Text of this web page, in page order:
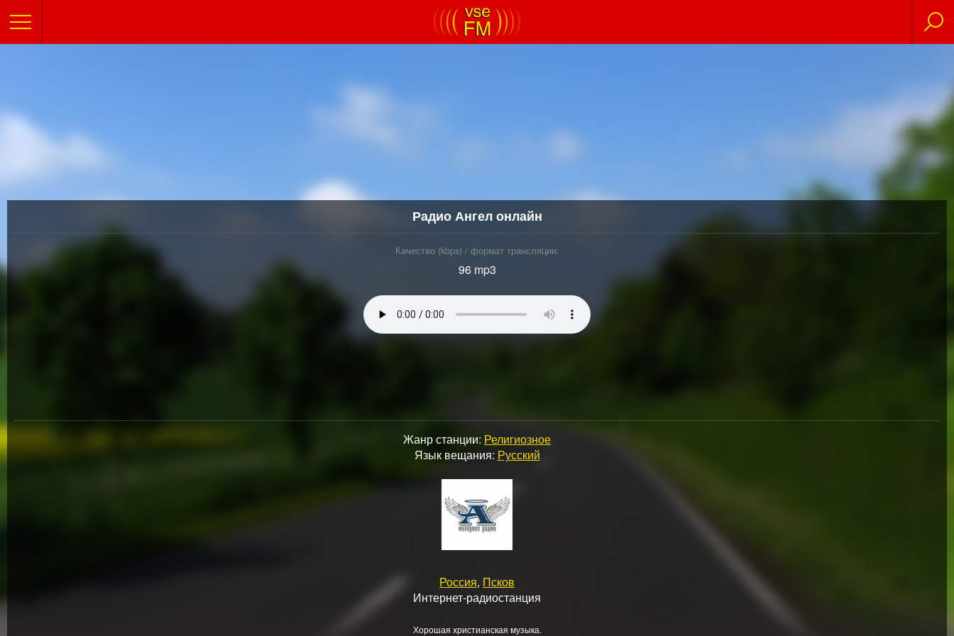
Радио Ангел онлайн
Качество (kbps) / формат трансляции:
96 mp3
Жанр станции: Религиозное
Язык вещания: Русский
Россия, Псков
Интернет-радиостанция
Хорошая христианская музыка.